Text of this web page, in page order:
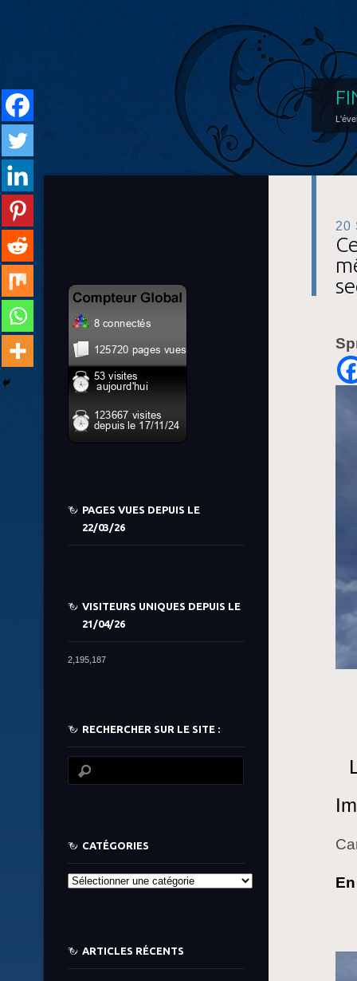
20
PAGES VUES DEPUIS LE
22/03/26
VISITEURS UNIQUES DEPUIS LE
21/04/26
2,195,187
RECHERCHER SUR LE SITE :
CATÉGORIES
Catégories
ARTICLES RÉCENTS